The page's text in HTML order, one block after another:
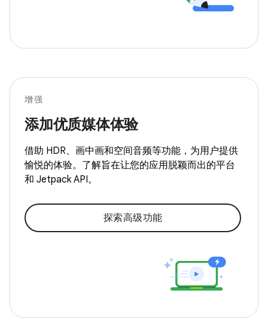
增强
添加优质媒体体验
借助 HDR、画中画和空间音频等功能，为用户提供
愉悦的体验。了解旨在让您的应用脱颖而出的平台
和 Jetpack API。
探索高级功能